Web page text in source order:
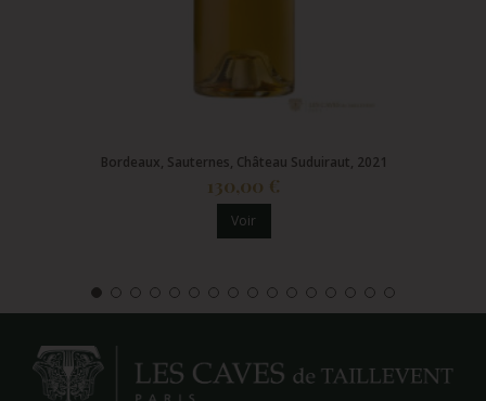
Bordeaux, Sauternes, Château Suduiraut, 2021
130,00 €
Voir